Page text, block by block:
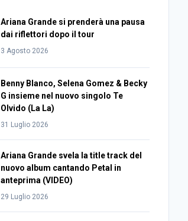
Ariana Grande si prenderà una pausa
dai riflettori dopo il tour
3 Agosto 2026
Benny Blanco, Selena Gomez & Becky
G insieme nel nuovo singolo Te
Olvido (La La)
31 Luglio 2026
Ariana Grande svela la title track del
nuovo album cantando Petal in
anteprima (VIDEO)
29 Luglio 2026